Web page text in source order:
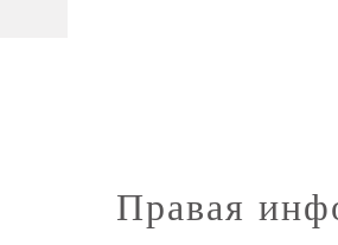
Правая